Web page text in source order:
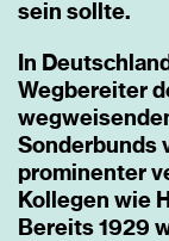
sein sollte.
In
Wegbereiter
Sonderbunds
prominenter
Kollegen wie
Bereits 1929